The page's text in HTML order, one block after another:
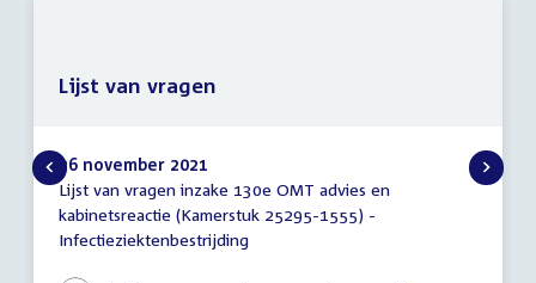
Lijst
van
vragen
26 november 2021
Lijst van vragen inzake 130e OMT advies en
kabinetsreactie (Kamerstuk 25295-1555) -
Infectieziektenbestrijding
Lijst van vragen